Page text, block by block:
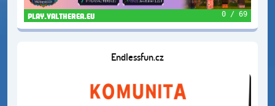
play.valtherea.eu 0 / 69
Endlessfun.cz